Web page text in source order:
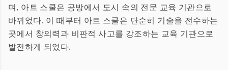
며, 아트 스쿨은 공방에서 도시 속의 전문 교육 기관으로
바뀌었다. 이 때부터 아트 스쿨은 단순히 기술을 전수하는
곳에서 창의력과 비판적 사고를 강조하는 교육 기관으로
발전하게 되었다.